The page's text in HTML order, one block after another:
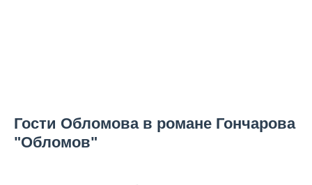
Гости Обломова в романе Гончарова
"Обломов"